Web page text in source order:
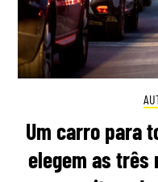
Um carro para
elegem as três